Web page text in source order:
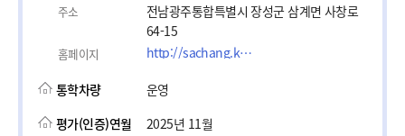
주소
전남광주통합특별시 장성군 삼계면 사창로
64-15
홈페이지 http://sachang.kg.jne.kr
통학차량
운영
평가(인증)연월
2025년 11월